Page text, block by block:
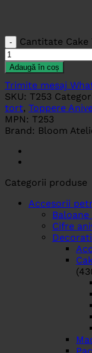
Cantitate Cake
Adaugă în coș
Trimite mesaj
SKU: T253
tort, Toppere
MPN: T253
Brand: Bloom
Categorii produse
Accesorii
Cifre